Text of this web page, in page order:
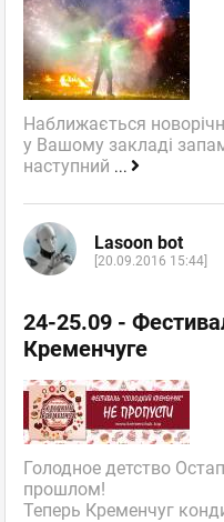
Наближається
у Вашому закладі
наступний ...
Lasoon bot
[20.09.2016 15:44]
24-25.09 -
Кременчуге
Голодное детство
прошлом!
Теперь Кременчуг